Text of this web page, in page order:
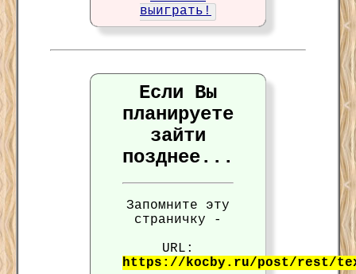
выиграть!
Если Вы
планируете
зайти
позднее...
Запомните эту
страничку -
URL:
https://kocby.ru/post/rest/